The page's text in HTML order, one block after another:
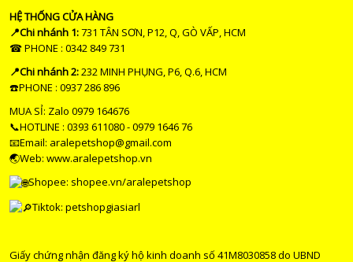
HỆ THỐNG CỬA HÀNG
📍Chi nhánh 1:731 TÂN SƠN, P12, Q, GÒ VẤP, HCM
☎ PHONE : 0342 849 731
📍Chi nhánh 2:232 MINH PHỤNG, P6, Q.6, HCM
☎️PHONE : 0937 286 896
MUA SỈ: Zalo 0979 164676
📞HOTLINE : 0393 611080 - 0979 1646 76
📧Email: aralepetshop@gmail.com
🌏Web: www.aralepetshop.vn
Shopee: shopee.vn/aralepetshop
Tiktok: petshopgiasiarl
Giấy chứng nhận đăng ký hộ kinh doanh số 41M8030858 do UBND